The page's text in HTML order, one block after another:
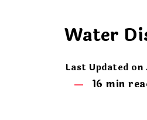
Water
Last Updated on
16 min